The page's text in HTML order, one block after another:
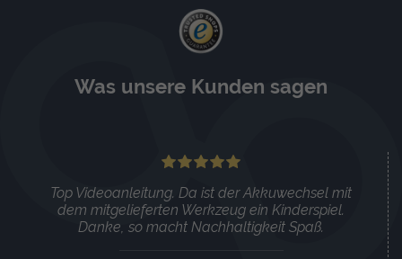
Was unsere Kunden sagen
Top Videoanleitung. Da ist der Akkuwechsel mit
dem mitgelieferten Werkzeug ein Kinderspiel.
Danke, so macht Nachhaltigkeit Spaß.